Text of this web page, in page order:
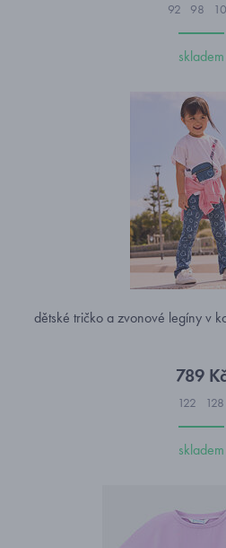
92 98
skladem
dětské tričko a zvonové legíny v
789 Kč
122 128
skladem